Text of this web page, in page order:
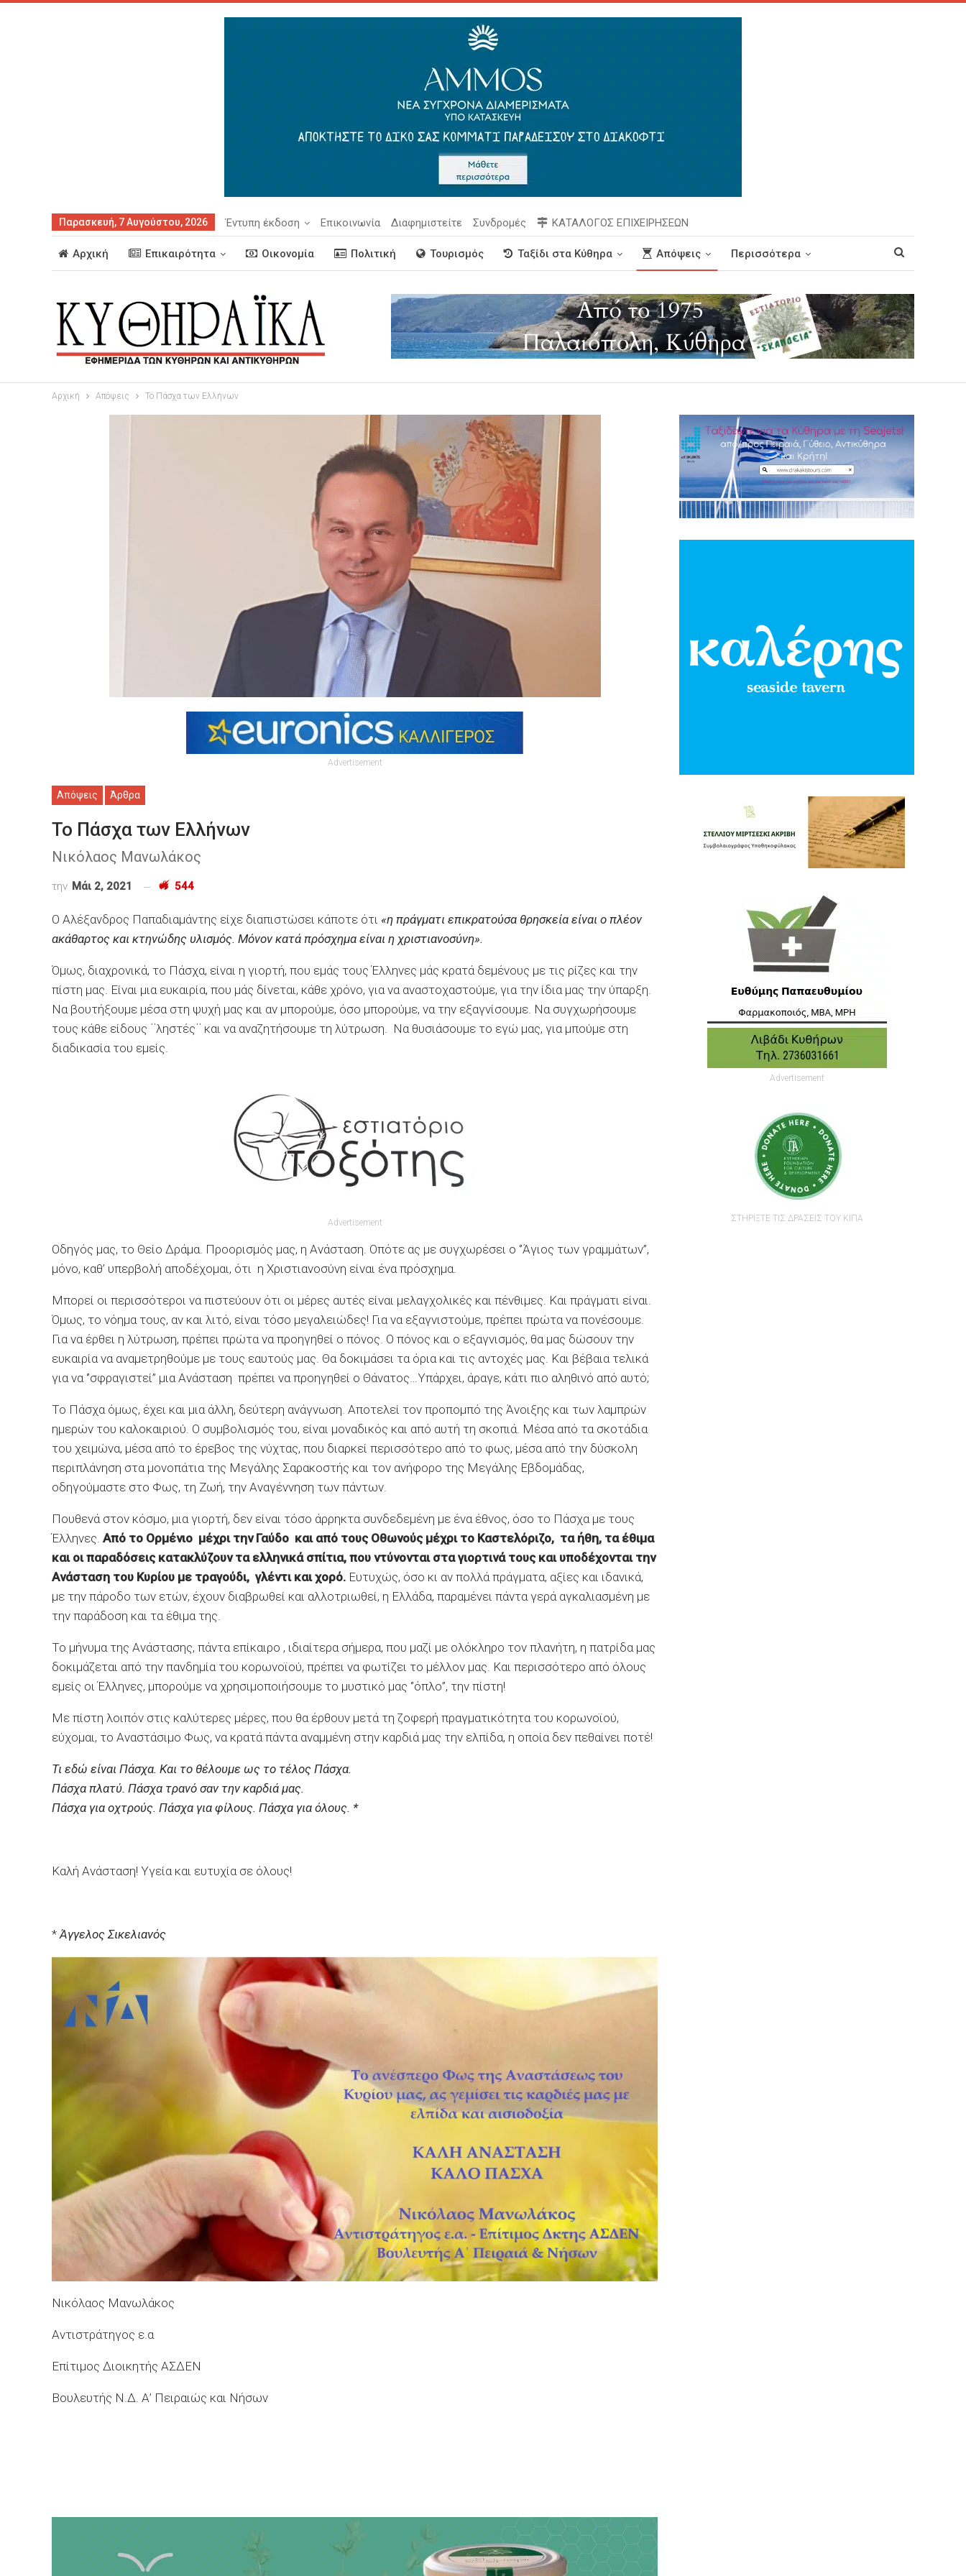
Παρασκευή, 7 Αυγούστου, 2026 Έντυπη έκδοση Επικοινωνία Διαφημιστείτε Συνδρομές ΚΑΤΑΛΟΓΟΣ ΕΠΙΧΕΙΡΗΣΕΩΝ
Αρχική Επικαιρότητα Οικονομία Πολιτική Τουρισμός Ταξίδι στα Κύθηρα Απόψεις Περισσότερα
Αρχική Απόψεις Το Πάσχα των Ελλήνων
Advertisement
Απόψεις Άρθρα
Το Πάσχα των Ελλήνων
Νικόλαος Μανωλάκος
την Μάι 2, 2021 544
Ο Αλέξανδρος Παπαδιαμάντης είχε διαπιστώσει κάποτε ότι «η πράγματι επικρατούσα θρησκεία είναι ο πλέον
ακάθαρτος και κτηνώδης υλισμός. Μόνον κατά πρόσχημα είναι η χριστιανοσύνη».
Όμως, διαχρονικά, το Πάσχα, είναι η γιορτή, που εμάς τους Έλληνες μάς κρατά δεμένους με τις ρίζες και την
πίστη μας. Είναι μια ευκαιρία, που μάς δίνεται, κάθε χρόνο, για να αναστοχαστούμε, για την ίδια μας την ύπαρξη.
Να βουτήξουμε μέσα στη ψυχή μας και αν μπορούμε, όσο μπορούμε, να την εξαγνίσουμε. Να συγχωρήσουμε
τους κάθε είδους ΄΄ληστές΄΄ και να αναζητήσουμε τη λύτρωση. Να θυσιάσουμε το εγώ μας, για μπούμε στη
διαδικασία του εμείς.
Advertisement
Οδηγός μας, το Θείο Δράμα. Προορισμός μας, η Ανάσταση. Οπότε ας με συγχωρέσει ο ‘’Άγιος των γραμμάτων’’,
μόνο, καθ’ υπερβολή αποδέχομαι, ότι η Χριστιανοσύνη είναι ένα πρόσχημα.
Μπορεί οι περισσότεροι να πιστεύουν ότι οι μέρες αυτές είναι μελαγχολικές και πένθιμες. Και πράγματι είναι.
Όμως, το νόημα τους, αν και λιτό, είναι τόσο μεγαλειώδες! Για να εξαγνιστούμε, πρέπει πρώτα να πονέσουμε.
Για να έρθει η λύτρωση, πρέπει πρώτα να προηγηθεί ο πόνος. Ο πόνος και ο εξαγνισμός, θα μας δώσουν την
ευκαιρία να αναμετρηθούμε με τους εαυτούς μας. Θα δοκιμάσει τα όρια και τις αντοχές μας. Και βέβαια τελικά
για να ‘’σφραγιστεί’’ μια Ανάσταση πρέπει να προηγηθεί ο Θάνατος…Υπάρχει, άραγε, κάτι πιο αληθινό από αυτό;
Το Πάσχα όμως, έχει και μια άλλη, δεύτερη ανάγνωση. Αποτελεί τον προπομπό της Άνοιξης και των λαμπρών
ημερών του καλοκαιριού. Ο συμβολισμός του, είναι μοναδικός και από αυτή τη σκοπιά. Μέσα από τα σκοτάδια
του χειμώνα, μέσα από το έρεβος της νύχτας, που διαρκεί περισσότερο από το φως, μέσα από την δύσκολη
περιπλάνηση στα μονοπάτια της Μεγάλης Σαρακοστής και τον ανήφορο της Μεγάλης Εβδομάδας,
οδηγούμαστε στο Φως, τη Ζωή, την Αναγέννηση των πάντων.
Πουθενά στον κόσμο, μια γιορτή, δεν είναι τόσο άρρηκτα συνδεδεμένη με ένα έθνος, όσο το Πάσχα με τους
Έλληνες. Από το Ορμένιο μέχρι την Γαύδο και από τους Οθωνούς μέχρι το Καστελόριζο, τα ήθη, τα έθιμα
και οι παραδόσεις κατακλύζουν τα ελληνικά σπίτια, που ντύνονται στα γιορτινά τους και υποδέχονται την
Ανάσταση του Κυρίου με τραγούδι, γλέντι και χορό. Ευτυχώς, όσο κι αν πολλά πράγματα, αξίες και ιδανικά,
με την πάροδο των ετών, έχουν διαβρωθεί και αλλοτριωθεί, η Ελλάδα, παραμένει πάντα γερά αγκαλιασμένη με
την παράδοση και τα έθιμα της.
Το μήνυμα της Ανάστασης, πάντα επίκαιρο , ιδιαίτερα σήμερα, που μαζί με ολόκληρο τον πλανήτη, η πατρίδα μας
δοκιμάζεται από την πανδημία του κορωνοϊού, πρέπει να φωτίζει το μέλλον μας. Και περισσότερο από όλους
εμείς οι Έλληνες, μπορούμε να χρησιμοποιήσουμε το μυστικό μας ‘’όπλο’’, την πίστη!
Με πίστη λοιπόν στις καλύτερες μέρες, που θα έρθουν μετά τη ζοφερή πραγματικότητα του κορωνοϊού,
εύχομαι, το Αναστάσιμο Φως, να κρατά πάντα αναμμένη στην καρδιά μας την ελπίδα, η οποία δεν πεθαίνει ποτέ!
Τι εδώ είναι Πάσχα. Και το θέλουμε ως το τέλος Πάσχα.
Πάσχα πλατύ. Πάσχα τρανό σαν την καρδιά μας.
Πάσχα για οχτρούς. Πάσχα για φίλους. Πάσχα για όλους. *
Καλή Ανάσταση! Υγεία και ευτυχία σε όλους!
*Άγγελος Σικελιανός
Νικόλαος Μανωλάκος
Αντιστράτηγος ε.α
Επίτιμος Διοικητής ΑΣΔΕΝ
Βουλευτής Ν.Δ. Α’ Πειραιώς και Νήσων
Advertisement
ΣΤΗΡΙΞΤΕ ΤΙΣ ΔΡΑΣΕΙΣ ΤΟΥ ΚΙΠΑ